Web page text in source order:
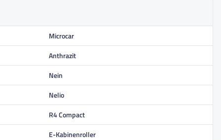
Microcar
Anthrazit
Nein
Nelio
R4 Compact
E-Kabinenroller